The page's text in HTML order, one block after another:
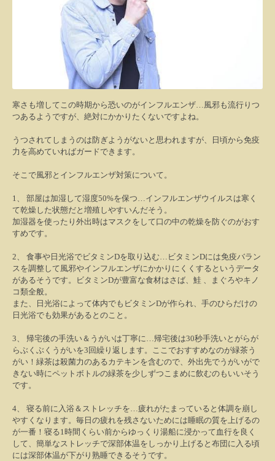
寒さも増してこの時期から恐いのがインフルエンザ
風邪も流行りつ
つあるようですが、絶対にかかりたくないですよね。
うつされてしまうのは防ぎようがないと思われますが、日頃から免疫
力を高めていればガードできます。
そこで風邪とインフルエンザ対策について。
1 部屋は加湿して湿度50%を保つ
インフルエンザウイルスは寒く
て乾燥した状態だと増殖しやすいんだそう。
加湿器を使ったり外出時はマスクをして口の中の乾燥を防ぐのがおす
すめです。
2、 食事や日光浴でビタミンDを取り込む… ビタミンDには免疫バラン
スを調整して風邪やインフルエンザにかかりにくくするというデータ
があるそうです。ビタミンDが豊富な食材はさば、鮭 、まぐろやキノ
コ類全般。
また、日光浴によって体内でもビタミンDが作られ、手のひらだけの
日光浴でも効果があるとのこと。
3、 帰宅後の手洗い＆うがいは丁寧に…帰宅後は30秒手洗いとがらが
らぶくぶくうがいを3 回繰り返します。ここでおすすめなのが緑茶う
がい！緑茶は殺菌力のあるカテキンを含むので、外出先でうがいがで
きない時にペットボトルの緑茶を少しずつこまめに飲むのもいいそう
です。
4、 寝る前に入浴＆ストレッチを…疲れがたまっていると体調を崩し
やすくなります。毎日の疲れを残さないためには睡眠の質を上げるの
が一番！寝る1時間くらい前からゆっくり湯船に浸かって血行を良く
して、簡単なストレッチで深部体温をしっかり上げると布団に入る頃
には深部体温が下がり熟睡できるそうです。